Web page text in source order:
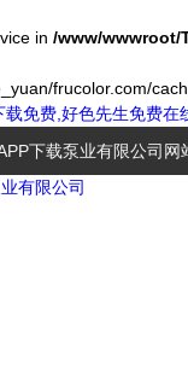
in /www/wwwroot/
frucolor.com/
免费,好色先生免费在
下载泵业有限公司 网